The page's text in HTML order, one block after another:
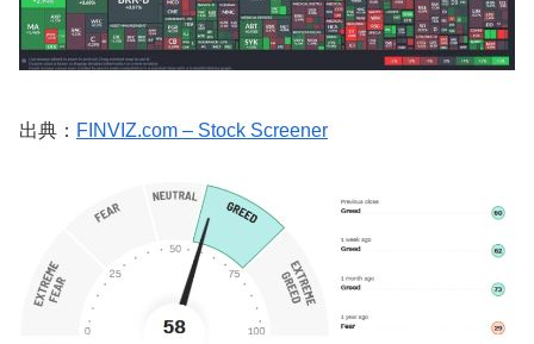
出典： FINVIZ.com – Stock Screener